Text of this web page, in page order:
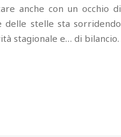
anche con un occhio di
delle stelle sta sorridendo
stagionale e… di bilancio.